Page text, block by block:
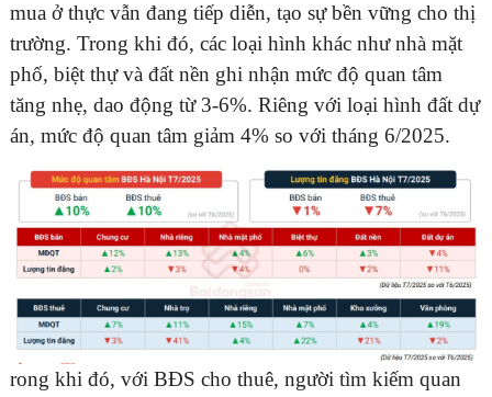
mua ở thực vẫn đang tiếp diễn, tạo sự bền vững cho thị
trường. Trong khi đó, các loại hình khác như nhà mặt
phố, biệt thự và đất nền ghi nhận mức độ quan tâm
tăng nhẹ, dao động từ 3-6%. Riêng với loại hình đất dự
án, mức độ quan tâm giảm 4% so với tháng 6/2025.
rong khi đó, với BĐS cho thuê, người tìm kiếm quan